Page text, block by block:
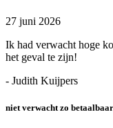
27 juni 2026
Ik had verwacht hoge
het geval te zijn!
- Judith Kuijpers
niet verwacht zo betaalbaar